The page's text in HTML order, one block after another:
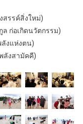
สรรค์สิ่งใหม่)
ล ก่อเกิดนวัตกรรม)
ลังแห่งตน)
ลังสามัคคี)